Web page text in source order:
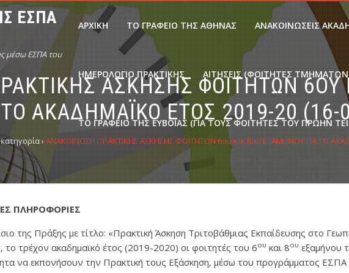
μέσω ΕΣΠΑ του
ΑΡΧΙΚΉ ΤΟ ΓΡΑΦΕΙΟ ΤΗΣ ΑΘΗΝΑΣ ΑΝΑΚΟΙΝΩΣΕΙΣ
ΗΜΕΡΟΛΌΓΙΟ ΠΡΑΚΤΙΚΉΣ ΑΙΤΗΣΕΙΣ (ΦΟΙΤΗΤΕΣ
ΤΟ ΓΡΑΦΕΙΟ ΤΗΣ ΕΥΒΟΙΑΣ (ΓΙΑ ΤΟΥΣ ΦΟΙΤΗΤΕΣ ΤΟΥ ΠΡΩΗΝ
ΑΣΚΗΣΗΣ ΦΟΙΤΗΤΩΝ 6ΟΥ
ΤΟ ΑΚΑΔΗΜΑΪΚΟ ΕΤΟΣ 2019-20 (16-
›ΑΝΑΚΟΙΝΩΣΗ ΠΡΑΚΤΙΚΗΣ ΑΣΚΗΣΗΣ ΦΟΙΤΗΤΩΝ 6ου και 8ου ΕΞΑΜΗΝΟΥ ΓΙΑ ΤΟ
ΠΛΗΡΟΦΟΡΙΕΣ
της Πράξης με τίτλο: «Πρακτική Άσκηση Τριτοβάθμιας Εκπαίδευσης στο
το τρέχον ακαδημαϊκό έτος (2019-2020) οι φοιτητές του 6ου και 8ου εξαμήνου
να εκπονήσουν την Πρακτική τους Εξάσκηση, μέσω του προγράμματος